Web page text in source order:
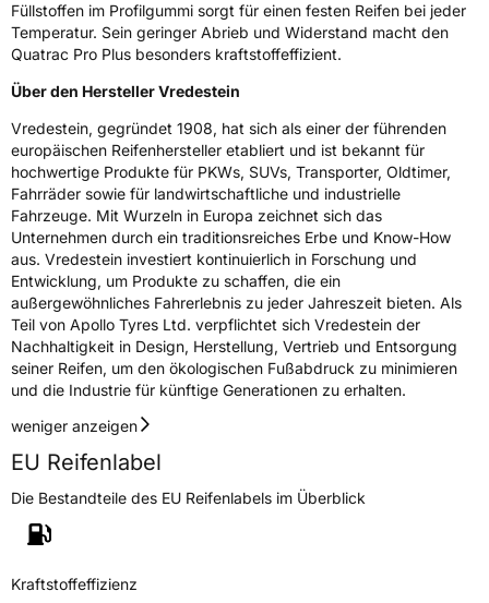
Füllstoffen im Profilgummi sorgt für einen festen Reifen bei jeder
Temperatur. Sein geringer Abrieb und Widerstand macht den
Quatrac Pro Plus besonders kraftstoffeffizient.
Über den Hersteller Vredestein
Vredestein, gegründet 1908, hat sich als einer der führenden
europäischen Reifenhersteller etabliert und ist bekannt für
hochwertige Produkte für PKWs, SUVs, Transporter, Oldtimer,
Fahrräder sowie für landwirtschaftliche und industrielle
Fahrzeuge. Mit Wurzeln in Europa zeichnet sich das
Unternehmen durch ein traditionsreiches Erbe und Know-How
aus. Vredestein investiert kontinuierlich in Forschung und
Entwicklung, um Produkte zu schaffen, die ein
außergewöhnliches Fahrerlebnis zu jeder Jahreszeit bieten. Als
Teil von Apollo Tyres Ltd. verpflichtet sich Vredestein der
Nachhaltigkeit in Design, Herstellung, Vertrieb und Entsorgung
seiner Reifen, um den ökologischen Fußabdruck zu minimieren
und die Industrie für künftige Generationen zu erhalten.
weniger anzeigen
EU Reifenlabel
Die Bestandteile des EU Reifenlabels im Überblick
Kraftstoffeffizienz